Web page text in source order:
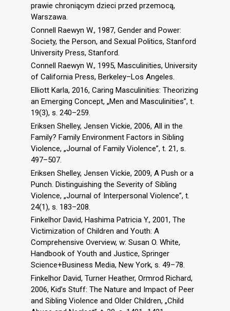
prawie chroniącym dzieci przed przemocą,
Warszawa.
Connell Raewyn W., 1987, Gender and Power:
Society, the Person, and Sexual Politics, Stanford
University Press, Stanford.
Connell Raewyn W., 1995, Masculinities, University
of California Press, Berkeley–Los Angeles.
Elliott Karla, 2016, Caring Masculinities: Theorizing
an Emerging Concept, „Men and Masculinities”, t.
19(3), s. 240–259.
Eriksen Shelley, Jensen Vickie, 2006, All in the
Family? Family Environment Factors in Sibling
Violence, „Journal of Family Violence”, t. 21, s.
497–507.
Eriksen Shelley, Jensen Vickie, 2009, A Push or a
Punch. Distinguishing the Severity of Sibling
Violence, „Journal of Interpersonal Violence”, t.
24(1), s. 183–208.
Finkelhor David, Hashima Patricia Y., 2001, The
Victimization of Children and Youth: A
Comprehensive Overview, w: Susan O. White,
Handbook of Youth and Justice, Springer
Science+Business Media, New York, s. 49–78.
Finkelhor David, Turner Heather, Ormrod Richard,
2006, Kid’s Stuff: The Nature and Impact of Peer
and Sibling Violence and Older Children, „Child